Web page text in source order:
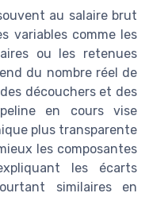
au salaire brut
variables comme les
ou les retenues
du nombre réel de
découchers et des
en cours vise
plus transparente
les composantes
les écarts
similaires en